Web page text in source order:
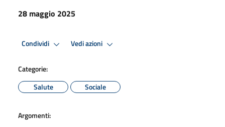
28 maggio 2025
Condividi Vedi azioni
Categorie:
Salute
Sociale
Argomenti: